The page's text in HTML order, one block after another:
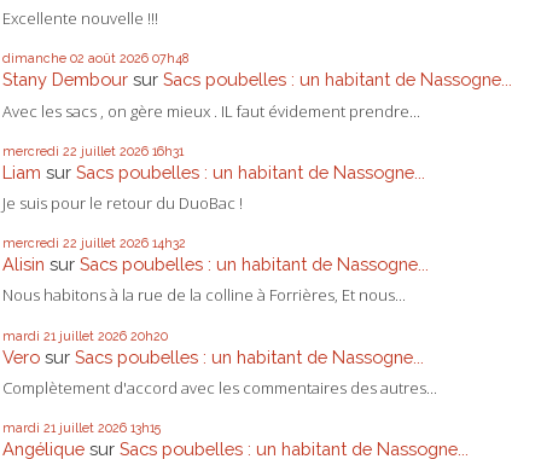
Excellente nouvelle !!!
dimanche 02 août 2026 07h48
Stany Dembour sur Sacs poubelles : un habitant de Nassogne...
Avec les sacs , on gère mieux . IL faut évidement prendre...
mercredi 22 juillet 2026 16h31
Liam sur Sacs poubelles : un habitant de Nassogne...
Je suis pour le retour du DuoBac !
mercredi 22 juillet 2026 14h32
Alisin sur Sacs poubelles : un habitant de Nassogne...
Nous habitons à la rue de la colline à Forrières, Et nous...
mardi 21 juillet 2026 20h20
Vero sur Sacs poubelles : un habitant de Nassogne...
Complètement d'accord avec les commentaires des autres...
mardi 21 juillet 2026 13h15
Angélique sur Sacs poubelles : un habitant de Nassogne...